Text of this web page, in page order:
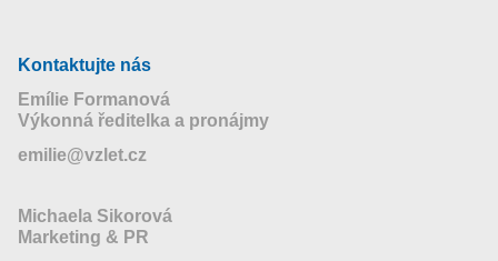
Kontaktujte nás
Emílie Formanová
Výkonná ředitelka a pronájmy
emilie@vzlet.cz
Michaela Sikorová
Marketing & PR